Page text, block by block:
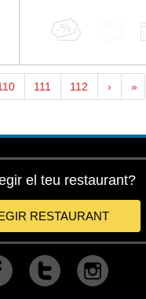
111 112 › »
el teu restaurant?
RESTAURANT